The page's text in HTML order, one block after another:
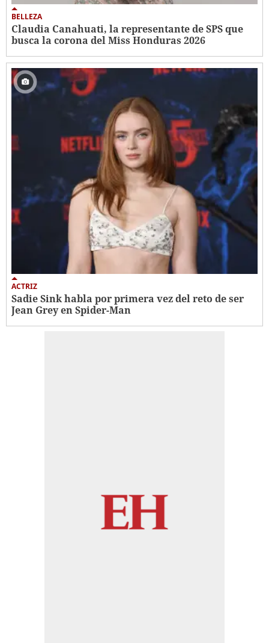
BELLEZA
Claudia Canahuati, la representante de SPS que
busca la corona del Miss Honduras 2026
ACTRIZ
Sadie Sink habla por primera vez del reto de ser
Jean Grey en Spider-Man